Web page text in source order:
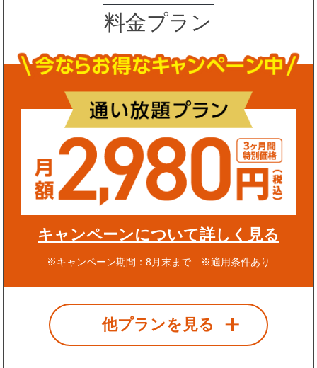
料金プラン
キャンペーンについて詳しく見る
※キャンペーン期間：8月末まで ※適用条件あり
他プランを見る